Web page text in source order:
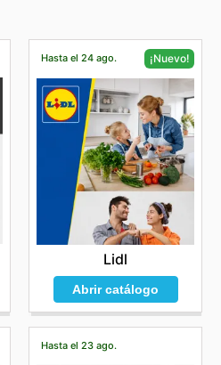
Hasta el 24 ago. ¡Nuevo!
Lidl
Abrir catálogo
Hasta el 23 ago.